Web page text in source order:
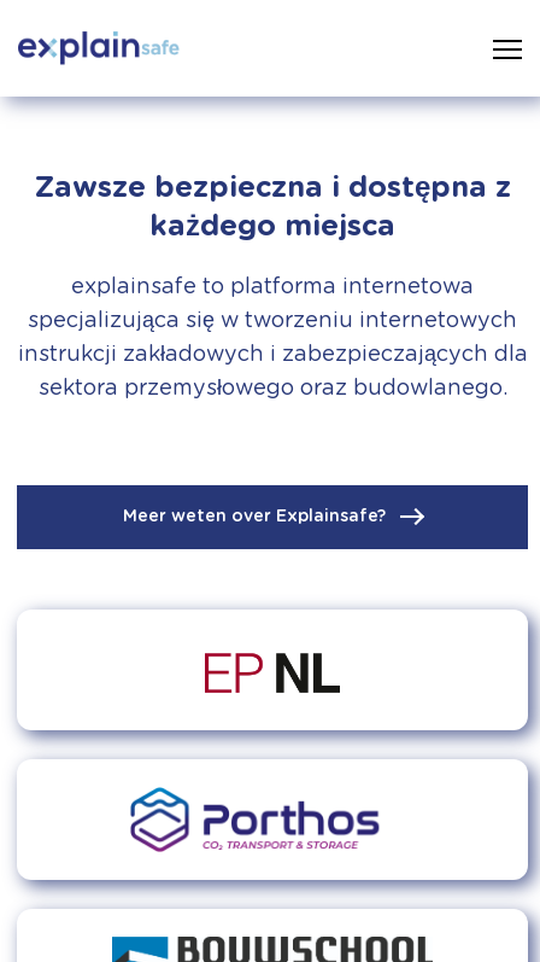
Zawsze bezpieczna i dostępna z
każdego miejsca
explainsafe to platforma internetowa
specjalizująca się w tworzeniu internetowych
instrukcji zakładowych i zabezpieczających dla
sektora przemysłowego oraz budowlanego.
Meer weten over Explainsafe?